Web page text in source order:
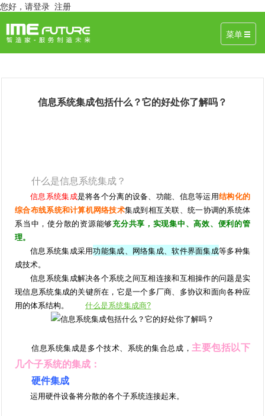
您好， 请登录 注册
菜单
信息系统集成包括什么？它的好处你了解吗？
什么是信息系统集成？
信息系统集成是将各个分离的设备、功能、信息等运用结构化的
综合布线系统和计算机网络技术集成到相互关联、统一协调的系统体
系当中，使分散的资源能够充分共享，实现集中、高效、便利的管
理。
信息系统集成采用功能集成、网络集成、软件界面集成等多种集
成技术。
信息系统集成解决各个系统之间互相连接和互相操作的问题是实
现信息系统集成的关键所在，它是一个多厂商、多协议和面向各种应
用的体系结构。什么是系统集成商?
信息系统集成是多个技术、系统的集合总成，主要包括以下
几个子系统的集成：
硬件集成
运用硬件设备将分散的各个子系统连接起来。